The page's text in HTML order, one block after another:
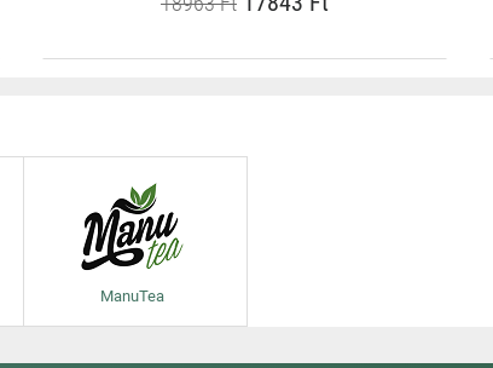
ManuTea